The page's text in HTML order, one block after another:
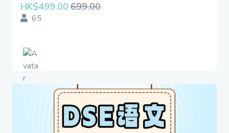
HK$499.00 699.00
65